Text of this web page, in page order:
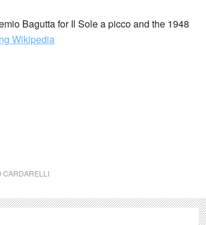
Bagutta for Il Sole a picco and the 1948
Wikipedia
CARDARELLI